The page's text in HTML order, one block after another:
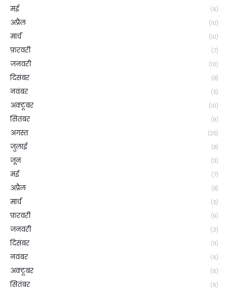
मई (6)
अप्रैल (10)
मार्च (10)
फ़रवरी (7)
जनवरी (10)
दिसंबर (8)
नवंबर (5)
अक्टूबर (10)
सितंबर (9)
अगस्त (25)
जुलाई (8)
जून (11)
मई (7)
अप्रैल (8)
मार्च (5)
फ़रवरी (9)
जनवरी (3)
दिसंबर (11)
नवंबर (6)
अक्टूबर (6)
सितंबर (6)